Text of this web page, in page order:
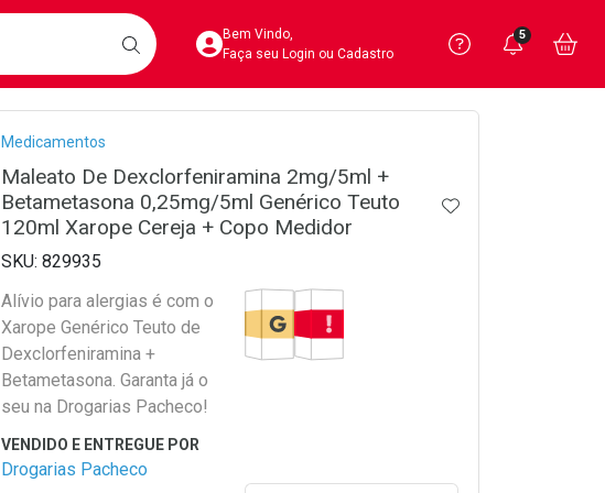
BUSCARAcesse sua Conta
Bem Vindo,
Faça seu Login ou Cadastro
Precisa
Ver Recursos
Você
5
Breadcrumb
Medicamentos
Maleato De Dexclorfeniramina 2mg/5ml +
Betametasona 0,25mg/5ml Genérico Teuto
120ml Xarope Cereja + Copo Medidor
ADICIONAR AOS
829935
Alívio para alergias é com o
Xarope Genérico Teuto de
Dexclorfeniramina +
Betametasona. Garanta já o
seu na Drogarias Pacheco!
Drogarias Pacheco